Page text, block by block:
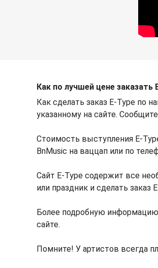
Как по лучшей цене заказать
Как сделать заказ E-Type по
указанному на сайте.
Стоимость выступления E-
BnMusic на ваццап или по
Сайт E-Type содержит все
или праздник и сделать заказ
Более подробную информацию
сайте.
Помните! У артистов всегда